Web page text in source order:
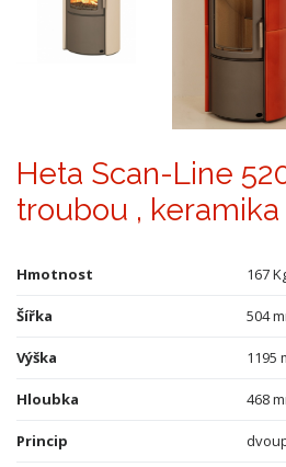
Heta Scan-Line
troubou , keramika
Hmotnost 167
Šířka 504
Výška 1195
Hloubka 468
Princip